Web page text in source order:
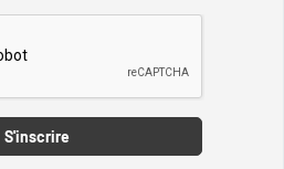
S'inscrire